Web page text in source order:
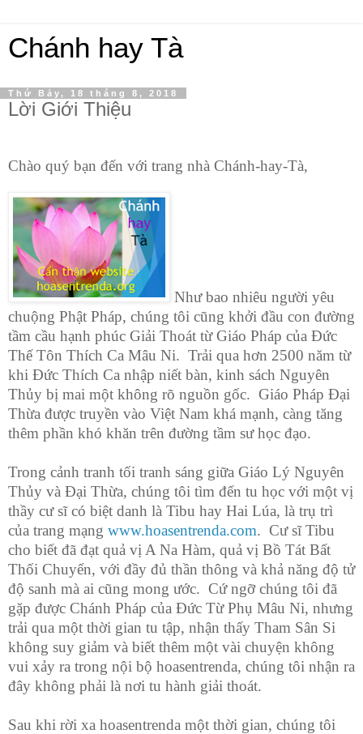
Chánh hay Tà
Thứ Bảy, 18 tháng 8, 2018
Lời Giới Thiệu
Chào quý bạn đến với trang nhà Chánh-hay-Tà,
Như bao nhiêu người yêu
chuộng Phật Pháp, chúng tôi cũng khởi đầu con đường
tầm cầu hạnh phúc Giải Thoát từ Giáo Pháp của Đức
Thế Tôn Thích Ca Mâu Ni. Trải qua hơn 2500 năm từ
khi Đức Thích Ca nhập niết bàn, kinh sách Nguyên
Thủy bị mai một không rõ nguồn gốc. Giáo Pháp Đại
Thừa được truyền vào Việt Nam khá mạnh, càng tăng
thêm phần khó khăn trên đường tầm sư học đạo.
Trong cảnh tranh tối tranh sáng giữa Giáo Lý Nguyên
Thủy và Đại Thừa, chúng tôi tìm đến tu học với một vị
thầy cư sĩ có biệt danh là Tibu hay Hai Lúa, là trụ trì
của trang mạng www.hoasentrenda.com. Cư sĩ Tibu
cho biết đã đạt quả vị A Na Hàm, quả vị Bồ Tát Bất
Thối Chuyển, với đầy đủ thần thông và khả năng độ tử
độ sanh mà ai cũng mong ước. Cứ ngỡ chúng tôi đã
gặp được Chánh Pháp của Đức Từ Phụ Mâu Ni, nhưng
trải qua một thời gian tu tập, nhận thấy Tham Sân Si
không suy giảm và biết thêm một vài chuyện không
vui xảy ra trong nội bộ hoasentrenda, chúng tôi nhận ra
đây không phải là nơi tu hành giải thoát.
Sau khi rời xa hoasentrenda một thời gian, chúng tôi